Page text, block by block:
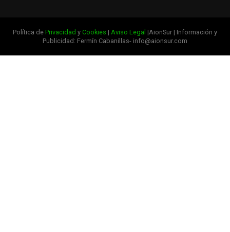
Política de Privacidad y Cookies | Aviso Legal |AionSur | Información y
Publicidad: Fermín Cabanillas- info@aionsur.com